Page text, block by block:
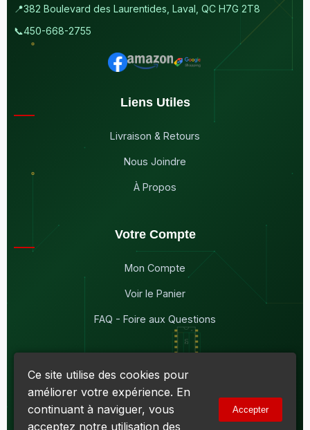
📍382 Boulevard des Laurentides, Laval, QC H7G 2T8
📞450-668-2755
Liens Utiles
Livraison & Retours
Nous Joindre
À Propos
Votre Compte
Mon Compte
Voir le Panier
FAQ - Foire aux Questions
© 2026Maddison Électronique Inc.
Politique de confidentialité & Cookies|
Conditions d'utilisation
Ce site utilise des cookies pour
améliorer votre expérience. En
continuant à naviguer, vous
acceptez notre utilisation des
Accepter